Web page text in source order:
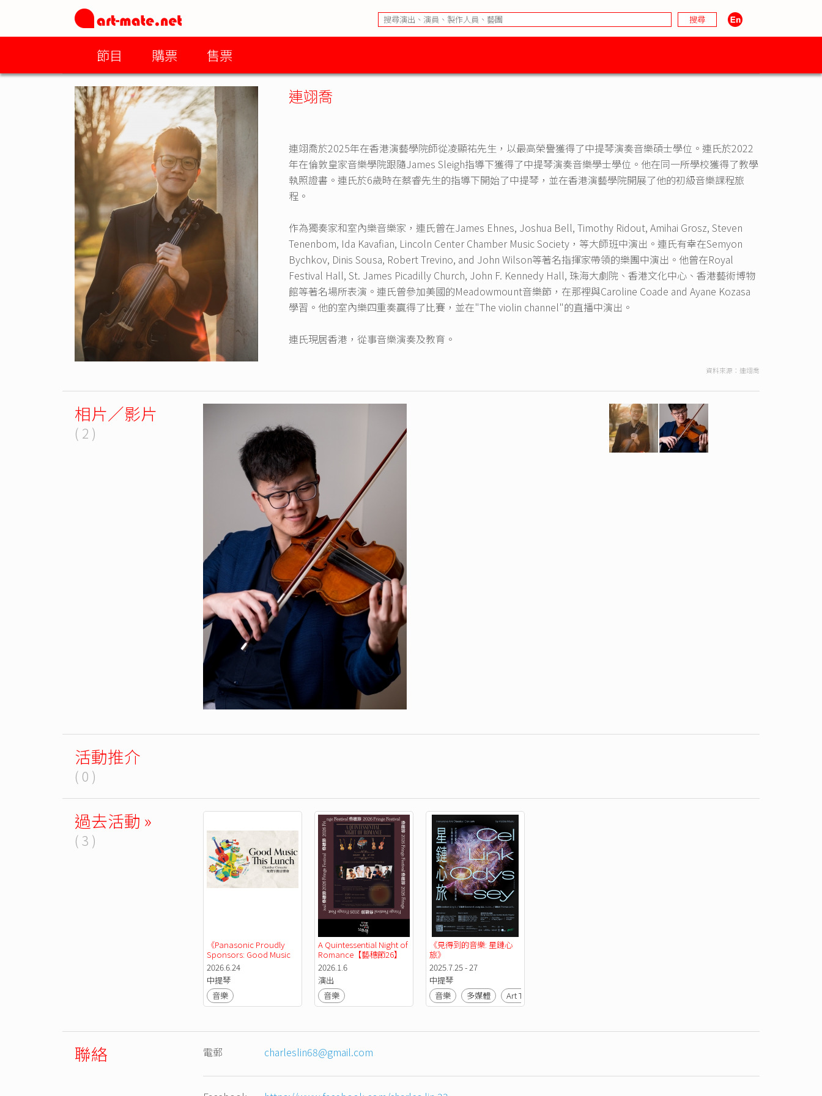
節目 購票 售票
連翊喬
連翊喬於2025年在香港演藝學院師從凌顯祐先生，以最高榮譽獲得了中提琴演奏音樂碩士學位。連氏於2022
年在倫敦皇家音樂學院跟隨James Sleigh指導下獲得了中提琴演奏音樂學士學位。他在同一所學校獲得了教學
執照證書。連氏於6歲時在蔡睿先生的指導下開始了中提琴，並在香港演藝學院開展了他的初級音樂課程旅
程。
作為獨奏家和室內樂音樂家，連氏曾在James Ehnes, Joshua Bell, Timothy Ridout, Amihai Grosz, Steven
Tenenbom, Ida Kavafian, Lincoln Center Chamber Music Society，等大師班中演出。連氏有幸在Semyon
Bychkov, Dinis Sousa, Robert Trevino, and John Wilson等著名指揮家帶領的樂團中演出。他曾在Royal
Festival Hall, St. James Picadilly Church, John F. Kennedy Hall, 珠海大劇院、香港文化中心、香港藝術博物
館等著名場所表演。連氏曾參加美國的Meadowmount音樂節，在那裡與Caroline Coade and Ayane Kozasa
學習。他的室內樂四重奏贏得了比賽，並在"The violin channel"的直播中演出。
連氏現居香港，從事音樂演奏及教育。
資料來源：連翊喬
相片／影片
( 2 )
活動推介
( 0 )
過去活動 »
( 3 )
《Panasonic Proudly
Sponsors: Good Music
This Lunch》免費午間音
樂會
2026.6.24
中提琴
音樂
A Quintessential Night of
Romance【藝穗節26】
2026.1.6
演出
音樂
《見得到的音樂: 星鏈心
旅》
2025.7.25 - 27
中提琴
音樂
多媒體 Art Tech
聯絡 電郵 charleslin68@gmail.com